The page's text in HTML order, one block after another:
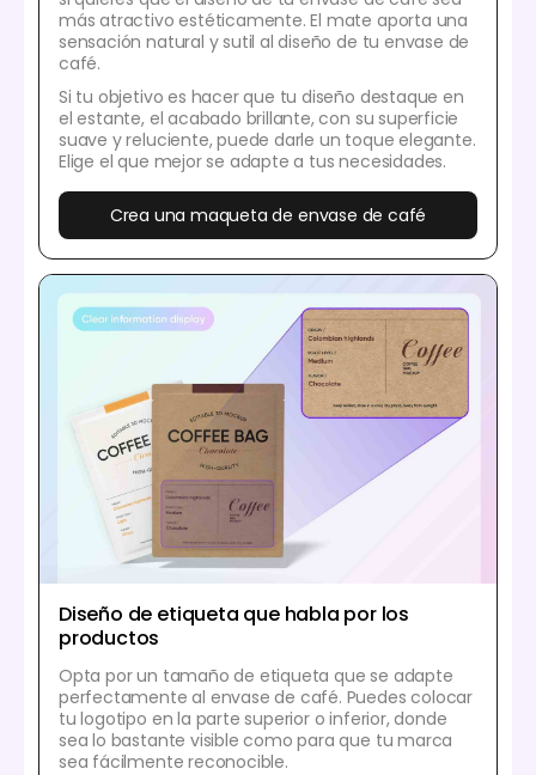
más atractivo estéticamente. El mate aporta una
sensación natural y sutil al diseño de tu envase de
café.
Si tu objetivo es hacer que tu diseño destaque en
el estante, el acabado brillante, con su superficie
suave y reluciente, puede darle un toque elegante.
Elige el que mejor se adapte a tus necesidades.
Crea una maqueta de envase de café
Diseño de etiqueta que habla por los
productos
Opta por un tamaño de etiqueta que se adapte
perfectamente al envase de café. Puedes colocar
tu logotipo en la parte superior o inferior, donde
sea lo bastante visible como para que tu marca
sea fácilmente reconocible.